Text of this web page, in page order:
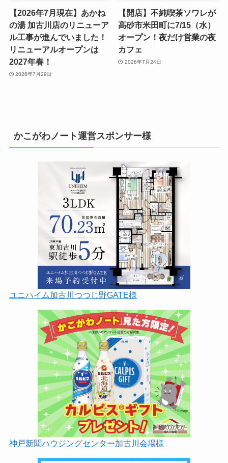
【2026年7月現在】あかね
の湯 加古川店のリニューア
ル工事が進んでいました！
リニューアルオープンは
2027年春！
2026年7月29日
【開店】不純喫茶ソワレが
高砂市米田町に7/15（水）
オープン！夜だけ営業の夜
カフェ
2026年7月24日
かこがわノート運営スポンサー様
ユニハイム加古川つつじ野GATE様
神戸新聞ハウジングセンター加古川会場様